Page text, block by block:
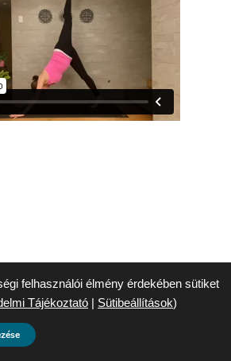
felhasználói élmény érdekében sütiket
Tájékoztató Sütibeállítások)